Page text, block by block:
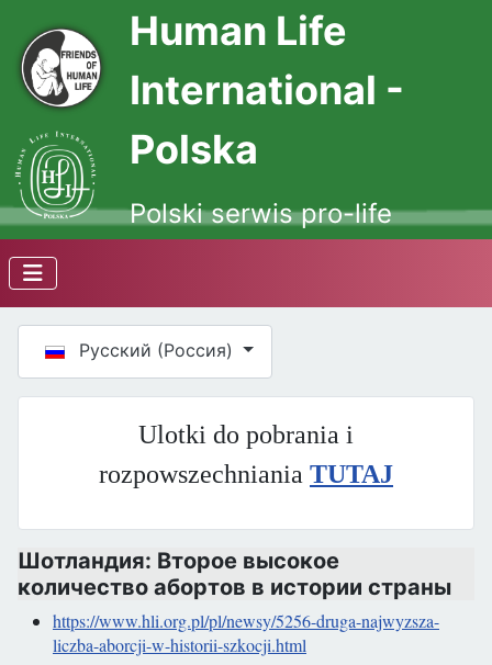
Human Life
International -
Polska
Polski serwis pro-life
Русский (Россия)
Ulotki do pobrania i
rozpowszechniania TUTAJ
Шотландия: Второе высокое
количество абортов в истории страны
https://www.hli.org.pl/pl/newsy/5256-druga-najwyzsza-
liczba-aborcji-w-historii-szkocji.html